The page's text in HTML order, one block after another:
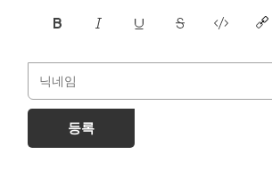
등록